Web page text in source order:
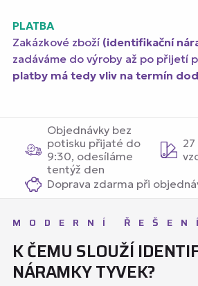
PLATBA
Zakázkové zboží (identifikační
zadáváme do výroby až po přijetí
platby má tedy vliv na termín
Objednávky bez
potisku přijaté do
9:30, odesíláme
tentýž den
Doprava zdarma při
MODERNÍ
K ČEMU SLOUŽÍ
NÁRAMKY TYVEK?